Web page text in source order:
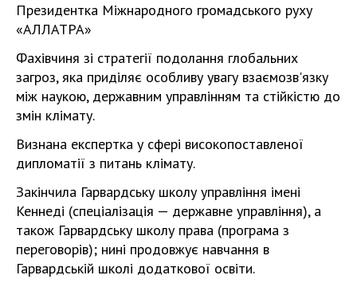
Президентка Міжнародного громадського руху
«АЛЛАТРА»
Фахівчиня зі стратегії подолання глобальних
загроз, яка приділяє особливу увагу взаємозв'язку
між наукою, державним управлінням та стійкістю до
змін клімату.
Визнана експертка у сфері високопоставленої
дипломатії з питань клімату.
Закінчила Гарвардську школу управління імені
Кеннеді (спеціалізація — державне управління), а
також Гарвардську школу права (програма з
переговорів); нині продовжує навчання в
Гарвардській школі додаткової освіти.